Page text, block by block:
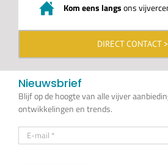
Kom eens langsons
DIRECT CONTACT
Nieuwsbrief
Blijf op de hoogte van alle vijver
ontwikkelingen en trends.